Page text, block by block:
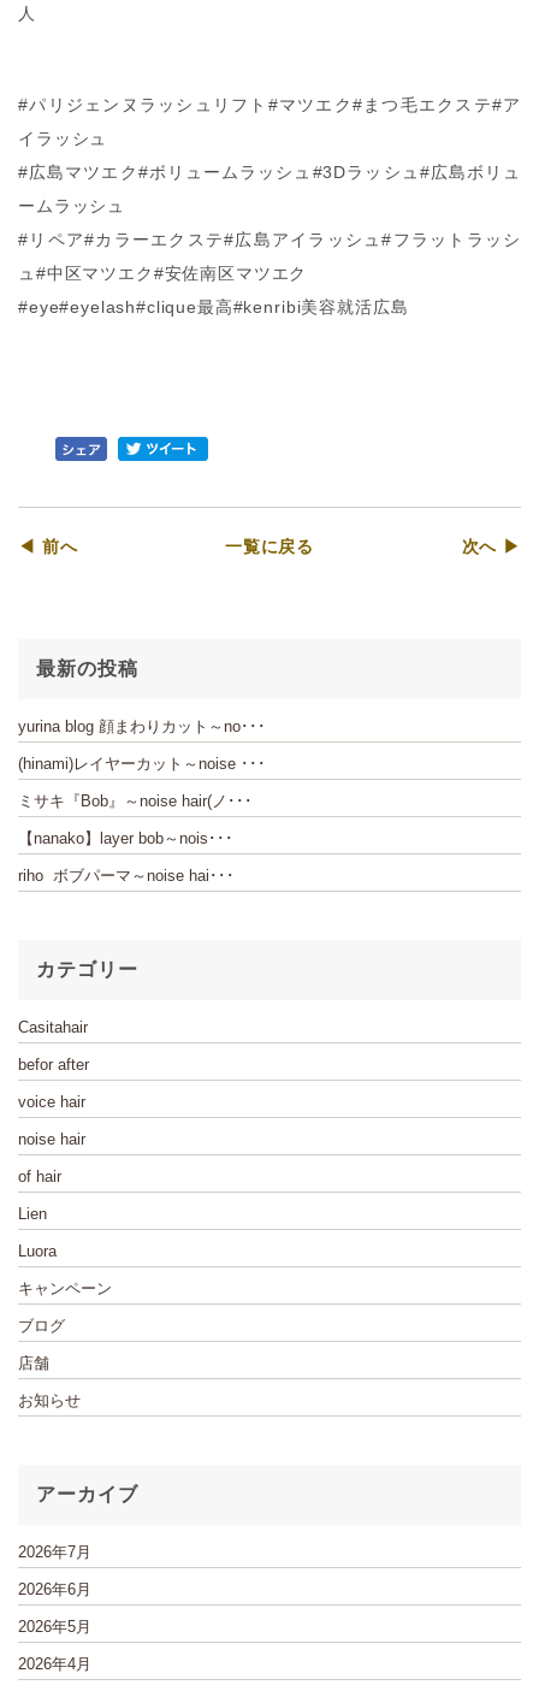
人
#パリジェンヌラッシュリフト#マツエク#まつ毛エクステ#ア
イラッシュ
#広島マツエク#ボリュームラッシュ#3Dラッシュ#広島ボリュ
ームラッシュ
#リペア#カラーエクステ#広島アイラッシュ#フラットラッシ
ュ#中区マツエク#安佐南区マツエク
#eye#eyelash#clique最高#kenribi美容就活広島
◀ 前へ 一覧に戻る 次へ ▶
最新の投稿
yurina blog 顔まわりカット～no･･･
(hinami)レイヤーカット～noise ･･･
ミサキ『Bob』～noise hair(ノ･･･
【nanako】layer bob～nois･･･
riho ボブパーマ～noise hai･･･
カテゴリー
Casitahair
befor after
voice hair
noise hair
of hair
Lien
Luora
キャンペーン
ブログ
店舗
お知らせ
アーカイブ
2026年7月
2026年6月
2026年5月
2026年4月